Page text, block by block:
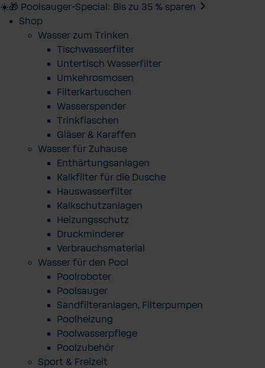
☀️🎁 Poolsauger-Special: Bis zu 35 % sparen
Shop
Wasser zum Trinken
Tischwasserfilter
Untertisch Wasserfilter
Umkehrosmosen
Filterkartuschen
Wasserspender
Trinkflaschen
Gläser & Karaffen
Wasser für Zuhause
Enthärtungsanlagen
Kalkfilter für die Dusche
Hauswasserfilter
Kalkschutzanlagen
Heizungsschutz
Druckminderer
Verbrauchsmaterial
Wasser für den Pool
Poolroboter
Poolsauger
Sandfilteranlagen, Filterpumpen
Poolheizung
Poolwasserpflege
Poolzubehör
Sport & Freizeit